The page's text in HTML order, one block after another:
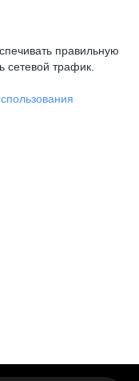
правильную
сетевой трафик.